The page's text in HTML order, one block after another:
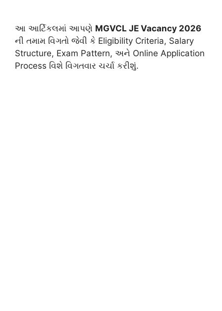
આ આર્ટિકલમાં આપણે MGVCL JE Vacancy 2026
ની તમામ વિગતો જેવી કે Eligibility Criteria, Salary
Structure, Exam Pattern, અને Online Application
Process વિશે વિગતવાર ચર્ચા કરીશું.